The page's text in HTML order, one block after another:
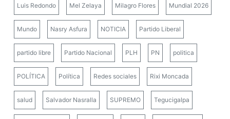
Luis Redondo Mel Zelaya Milagro Flores Mundial 2026
Mundo Nasry Asfura NOTICIA Partido Liberal
partido libre Partido Nacional PLH PN politica
POLÍTICA Política Redes sociales Rixi Moncada
salud Salvador Nasralla SUPREMO Tegucigalpa